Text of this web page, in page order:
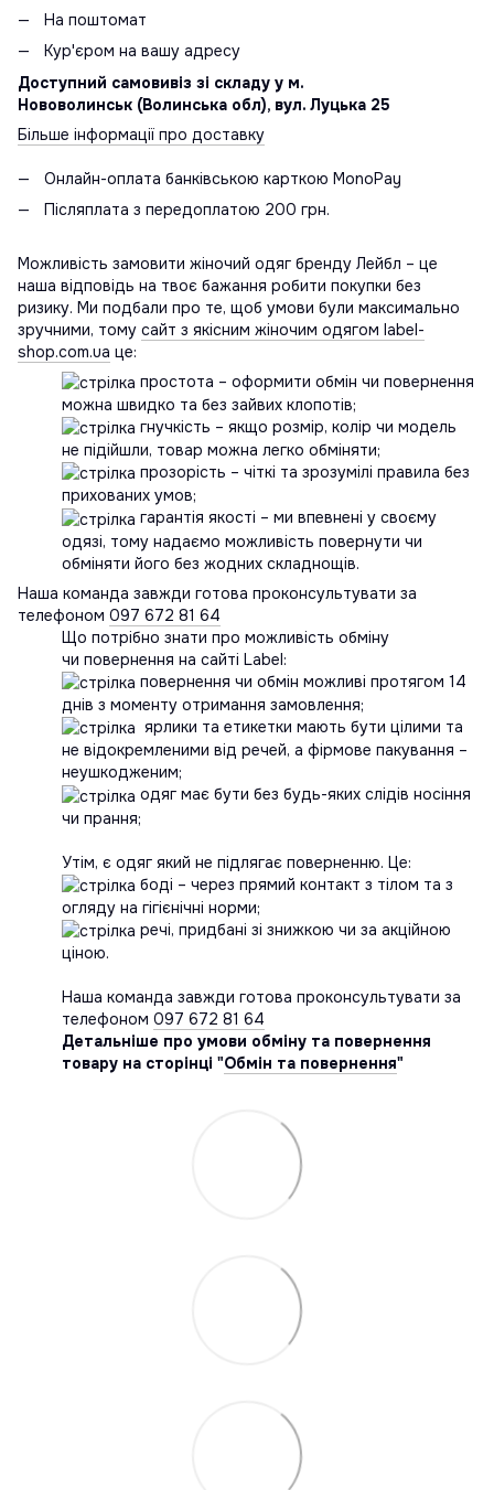
На поштомат
Кур'єром на вашу адресу
Доступний самовивіз зі складу у м.
Нововолинськ (Волинська обл), вул. Луцька 25
Більше інформації про доставку
Онлайн-оплата банківською карткою MonoPay
Післяплата з передоплатою 200 грн.
Можливість замовити жіночий одяг бренду Лейбл – це
наша відповідь на твоє бажання робити покупки без
ризику. Ми подбали про те, щоб умови були максимально
зручними, тому сайт з якісним жіночим одягом label-
shop.com.ua це:
простота – оформити обмін чи повернення
можна швидко та без зайвих клопотів;
гнучкість – якщо розмір, колір чи модель
не підійшли, товар можна легко обміняти;
прозорість – чіткі та зрозумілі правила без
прихованих умов;
гарантія якості – ми впевнені у своєму
одязі, тому надаємо можливість повернути чи
обміняти його без жодних складнощів.
Наша команда завжди готова проконсультувати за
телефоном 097 672 81 64
Що потрібно знати про можливість обміну
чи повернення на сайті Label:
повернення чи обмін можливі протягом 14
днів з моменту отримання замовлення;
ярлики та етикетки мають бути цілими та
не відокремленими від речей, а фірмове пакування –
неушкодженим;
одяг має бути без будь-яких слідів носіння
чи прання;
Утім, є одяг який не підлягає поверненню. Це:
боді – через прямий контакт з тілом та з
огляду на гігієнічні норми;
речі, придбані зі знижкою чи за акційною
ціною.
Наша команда завжди готова проконсультувати за
телефоном 097 672 81 64
Детальніше про умови обміну та повернення
товару на сторінці "Обмін та повернення"